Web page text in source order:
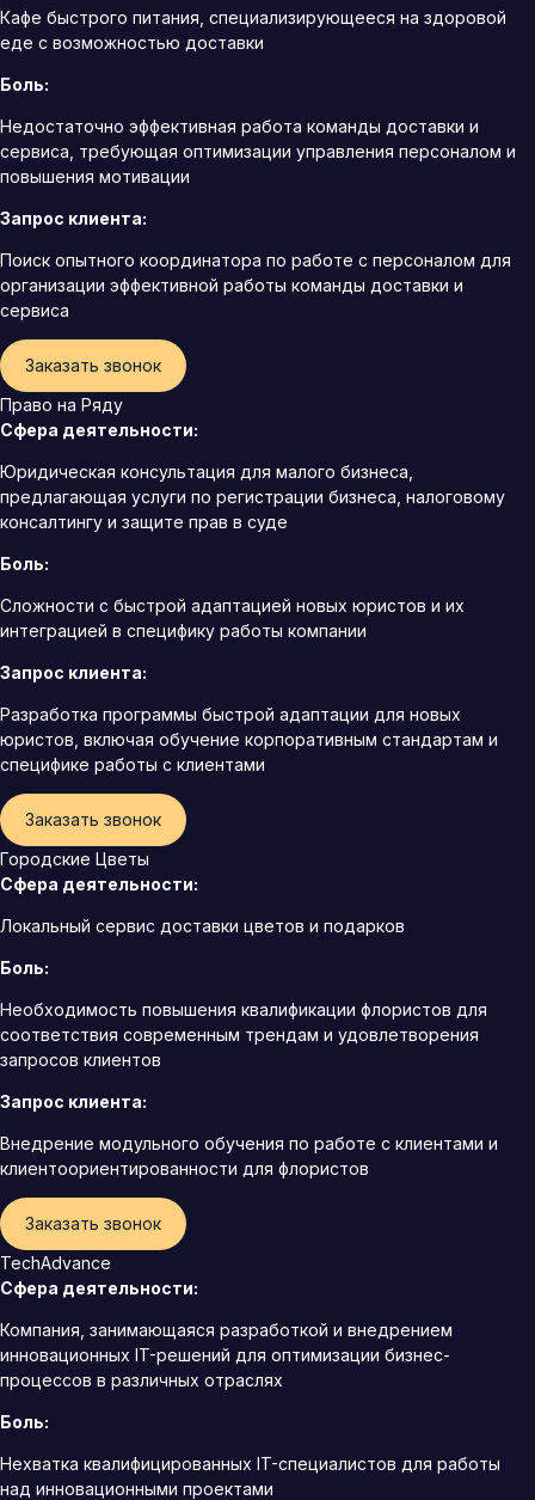
Кафе быстрого питания, специализирующееся на здоровой
еде с возможностью доставки
Боль:
Недостаточно эффективная работа команды доставки и
сервиса, требующая оптимизации управления персоналом и
повышения мотивации
Запрос клиента:
Поиск опытного координатора по работе с персоналом для
организации эффективной работы команды доставки и
сервиса
Заказать звонок
Право на Ряду
Сфера деятельности:
Юридическая консультация для малого бизнеса,
предлагающая услуги по регистрации бизнеса, налоговому
консалтингу и защите прав в суде
Боль:
Сложности с быстрой адаптацией новых юристов и их
интеграцией в специфику работы компании
Запрос клиента:
Разработка программы быстрой адаптации для новых
юристов, включая обучение корпоративным стандартам и
специфике работы с клиентами
Заказать звонок
Городские Цветы
Сфера деятельности:
Локальный сервис доставки цветов и подарков
Боль:
Необходимость повышения квалификации флористов для
соответствия современным трендам и удовлетворения
запросов клиентов
Запрос клиента:
Внедрение модульного обучения по работе с клиентами и
клиентоориентированности для флористов
Заказать звонок
TechAdvance
Сфера деятельности:
Компания, занимающаяся разработкой и внедрением
инновационных IT-решений для оптимизации бизнес-
процессов в различных отраслях
Боль:
Нехватка квалифицированных IT-специалистов для работы
над инновационными проектами